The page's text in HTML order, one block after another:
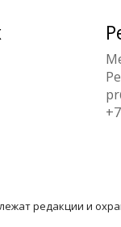
редакции и